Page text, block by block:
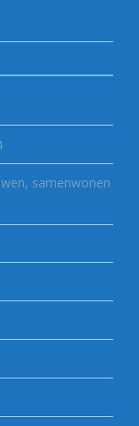
samenwonen